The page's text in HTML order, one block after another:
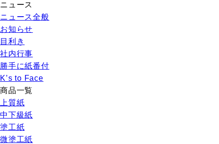
ニュース
ニュース全般
お知らせ
目利き
社内行事
勝手に紙番付
K’s to Face
商品一覧
上質紙
中下級紙
塗工紙
微塗工紙